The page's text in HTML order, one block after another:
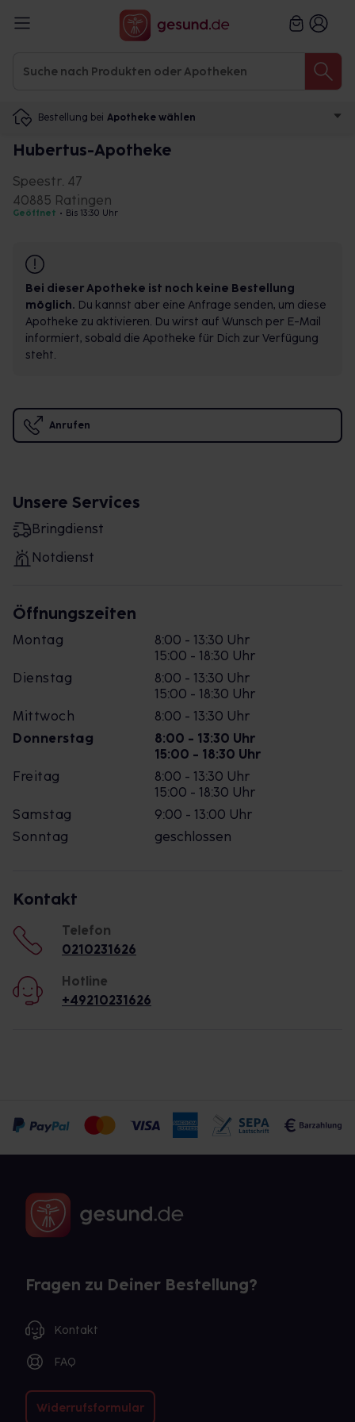
Bestellung bei Apotheke wählen
Hubertus-Apotheke
Speestr. 47
40885 Ratingen
Geöffnet • Bis 13:30 Uhr
Bei dieser Apotheke ist noch keine Bestellung
möglich. Du kannst aber eine Anfrage senden, um diese
Apotheke zu aktivieren. Du wirst auf Wunsch per E-Mail
informiert, sobald die Apotheke für Dich zur Verfügung
steht.
Anrufen
Unsere Services
Bringdienst
Notdienst
Öffnungszeiten
Montag
8:00 - 13:30 Uhr
15:00 - 18:30 Uhr
Dienstag
8:00 - 13:30 Uhr
15:00 - 18:30 Uhr
Mittwoch
8:00 - 13:30 Uhr
Donnerstag
8:00 - 13:30 Uhr
15:00 - 18:30 Uhr
Freitag
8:00 - 13:30 Uhr
15:00 - 18:30 Uhr
Samstag
9:00 - 13:00 Uhr
Sonntag
geschlossen
Kontakt
Telefon
0210231626
Hotline
+49210231626
Fragen zu Deiner Bestellung?
Kontakt
FAQ
Widerrufsformular